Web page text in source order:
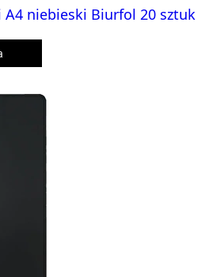
A4 niebieski Biurfol 20 sztuk